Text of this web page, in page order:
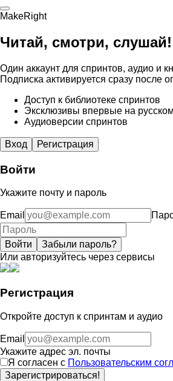
MakeRight
Читай, смотри, слушай!
Один аккаунт для спринтов, аудио и
Подписка активируется сразу после
Доступ к библиотеке спринтов
Эксклюзивы впервые на русском
Аудиоверсии спринтов
Вход Регистрация
Войти
Укажите почту и пароль
Email
Войти
Забыли пароль?
Или авторизуйтесь через сервисы
Регистрация
Откройте доступ к спринтам и аудио
Email
Укажите адрес эл. почты
Я согласен с Пользовательским
Зарегистрироваться!